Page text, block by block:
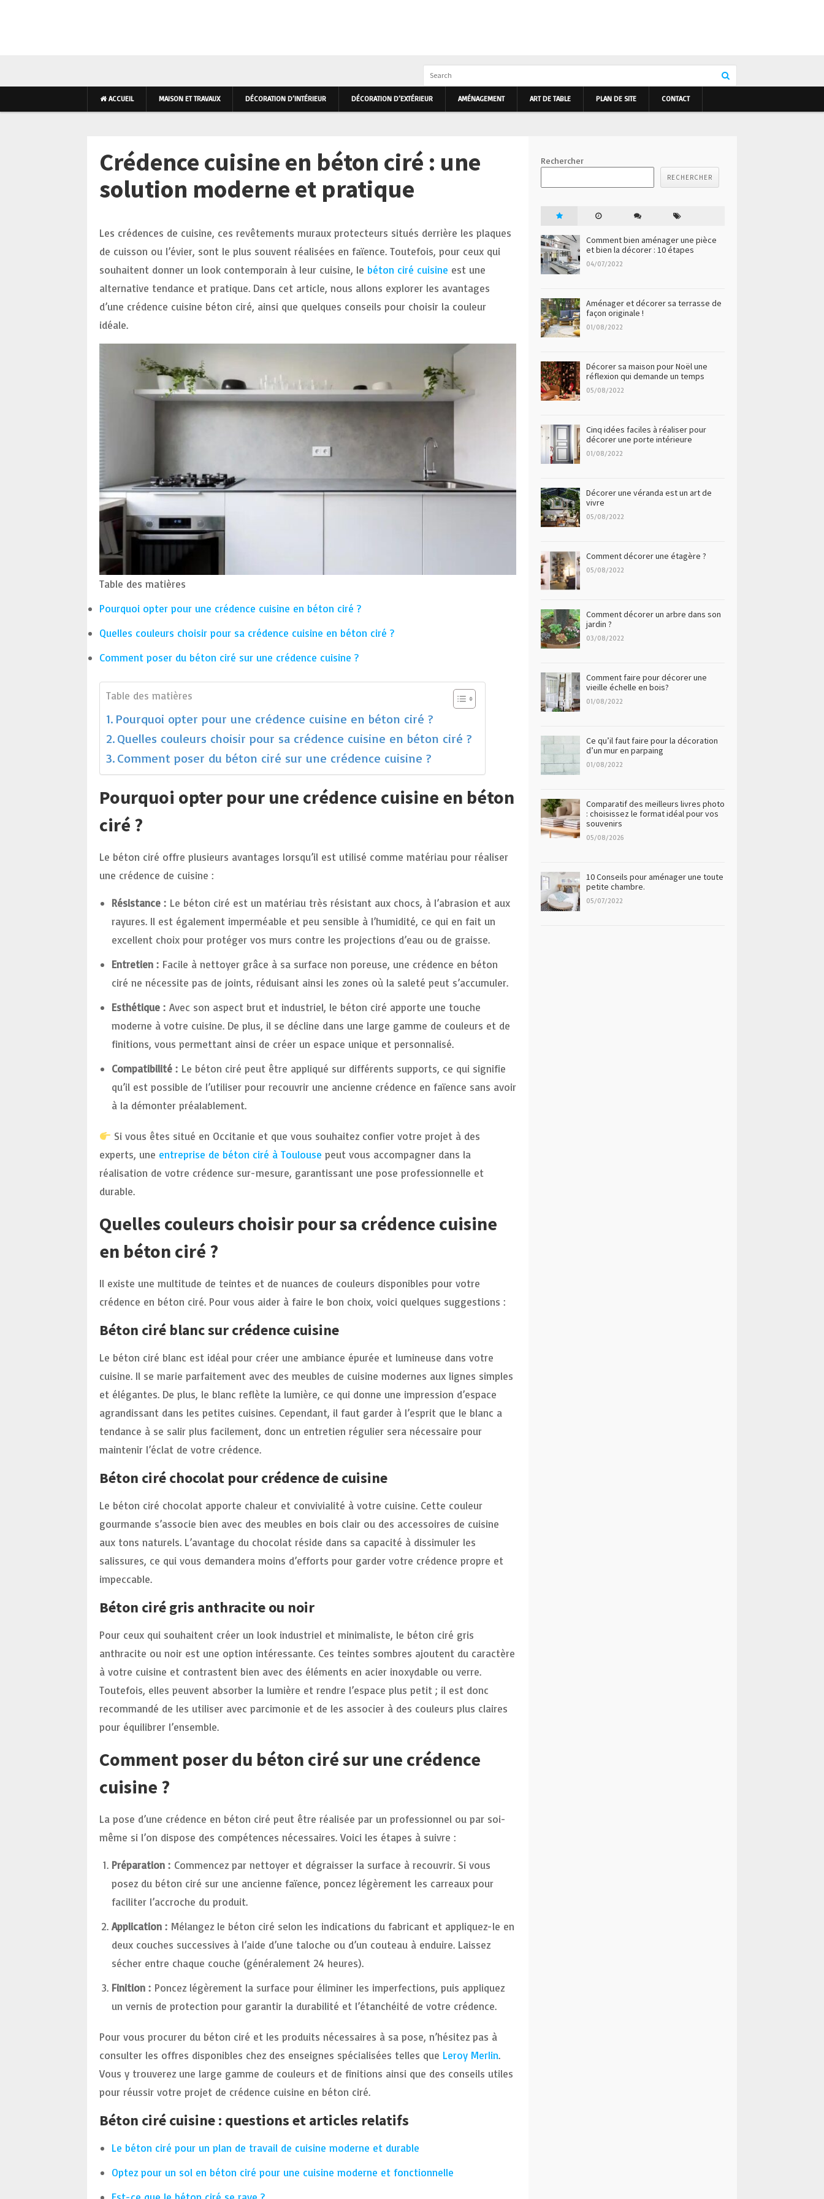
ACCUEIL MAISON ET TRAVAUX DÉCORATION D’INTÉRIEUR DÉCORATION D’EXTÉRIEUR AMÉNAGEMENT ART DE TABLE PLAN DE SITE CONTACT
Crédence cuisine en béton ciré : une
solution moderne et pratique
Les crédences de cuisine, ces revêtements muraux protecteurs situés derrière les plaques
de cuisson ou l’évier, sont le plus souvent réalisées en faïence. Toutefois, pour ceux qui
souhaitent donner un look contemporain à leur cuisine, le béton ciré cuisine est une
alternative tendance et pratique. Dans cet article, nous allons explorer les avantages
d’une crédence cuisine béton ciré, ainsi que quelques conseils pour choisir la couleur
idéale.
Table des matières
Pourquoi opter pour une crédence cuisine en béton ciré ?
Quelles couleurs choisir pour sa crédence cuisine en béton ciré ?
Comment poser du béton ciré sur une crédence cuisine ?
Table des matières
Pourquoi opter pour une crédence cuisine en béton ciré ?
Quelles couleurs choisir pour sa crédence cuisine en béton ciré ?
Comment poser du béton ciré sur une crédence cuisine ?
Pourquoi opter pour une crédence cuisine en béton
ciré ?
Le béton ciré offre plusieurs avantages lorsqu’il est utilisé comme matériau pour réaliser
une crédence de cuisine :
Résistance : Le béton ciré est un matériau très résistant aux chocs, à l’abrasion et aux
rayures. Il est également imperméable et peu sensible à l’humidité, ce qui en fait un
excellent choix pour protéger vos murs contre les projections d’eau ou de graisse.
Entretien : Facile à nettoyer grâce à sa surface non poreuse, une crédence en béton
ciré ne nécessite pas de joints, réduisant ainsi les zones où la saleté peut s’accumuler.
Esthétique : Avec son aspect brut et industriel, le béton ciré apporte une touche
moderne à votre cuisine. De plus, il se décline dans une large gamme de couleurs et de
finitions, vous permettant ainsi de créer un espace unique et personnalisé.
Compatibilité : Le béton ciré peut être appliqué sur différents supports, ce qui signifie
qu’il est possible de l’utiliser pour recouvrir une ancienne crédence en faïence sans avoir
à la démonter préalablement.
Si vous êtes situé en Occitanie et que vous souhaitez confier votre projet à des
experts, une entreprise de béton ciré à Toulouse peut vous accompagner dans la
réalisation de votre crédence sur-mesure, garantissant une pose professionnelle et
durable.
Quelles couleurs choisir pour sa crédence cuisine
en béton ciré ?
Il existe une multitude de teintes et de nuances de couleurs disponibles pour votre
crédence en béton ciré. Pour vous aider à faire le bon choix, voici quelques suggestions :
Béton ciré blanc sur crédence cuisine
Le béton ciré blanc est idéal pour créer une ambiance épurée et lumineuse dans votre
cuisine. Il se marie parfaitement avec des meubles de cuisine modernes aux lignes simples
et élégantes. De plus, le blanc reflète la lumière, ce qui donne une impression d’espace
agrandissant dans les petites cuisines. Cependant, il faut garder à l’esprit que le blanc a
tendance à se salir plus facilement, donc un entretien régulier sera nécessaire pour
maintenir l’éclat de votre crédence.
Béton ciré chocolat pour crédence de cuisine
Le béton ciré chocolat apporte chaleur et convivialité à votre cuisine. Cette couleur
gourmande s’associe bien avec des meubles en bois clair ou des accessoires de cuisine
aux tons naturels. L’avantage du chocolat réside dans sa capacité à dissimuler les
salissures, ce qui vous demandera moins d’efforts pour garder votre crédence propre et
impeccable.
Béton ciré gris anthracite ou noir
Pour ceux qui souhaitent créer un look industriel et minimaliste, le béton ciré gris
anthracite ou noir est une option intéressante. Ces teintes sombres ajoutent du caractère
à votre cuisine et contrastent bien avec des éléments en acier inoxydable ou verre.
Toutefois, elles peuvent absorber la lumière et rendre l’espace plus petit ; il est donc
recommandé de les utiliser avec parcimonie et de les associer à des couleurs plus claires
pour équilibrer l’ensemble.
Comment poser du béton ciré sur une crédence
cuisine ?
La pose d’une crédence en béton ciré peut être réalisée par un professionnel ou par soi-
même si l’on dispose des compétences nécessaires. Voici les étapes à suivre :
Préparation : Commencez par nettoyer et dégraisser la surface à recouvrir. Si vous
posez du béton ciré sur une ancienne faïence, poncez légèrement les carreaux pour
faciliter l’accroche du produit.
Application : Mélangez le béton ciré selon les indications du fabricant et appliquez-le en
deux couches successives à l’aide d’une taloche ou d’un couteau à enduire. Laissez
sécher entre chaque couche (généralement 24 heures).
Finition : Poncez légèrement la surface pour éliminer les imperfections, puis appliquez
un vernis de protection pour garantir la durabilité et l’étanchéité de votre crédence.
Pour vous procurer du béton ciré et les produits nécessaires à sa pose, n’hésitez pas à
consulter les offres disponibles chez des enseignes spécialisées telles que Leroy Merlin.
Vous y trouverez une large gamme de couleurs et de finitions ainsi que des conseils utiles
pour réussir votre projet de crédence cuisine en béton ciré.
Béton ciré cuisine : questions et articles relatifs
Le béton ciré pour un plan de travail de cuisine moderne et durable
Optez pour un sol en béton ciré pour une cuisine moderne et fonctionnelle
Rechercher
RECHERCHER
Comment bien aménager une pièce
et bien la décorer : 10 étapes
04/07/2022
Aménager et décorer sa terrasse de
façon originale !
01/08/2022
Décorer sa maison pour Noël une
réflexion qui demande un temps
05/08/2022
Cinq idées faciles à réaliser pour
décorer une porte intérieure
01/08/2022
Décorer une véranda est un art de
vivre
05/08/2022
Comment décorer une étagère ?
05/08/2022
Comment décorer un arbre dans son
jardin ?
03/08/2022
Comment faire pour décorer une
vieille échelle en bois?
01/08/2022
Ce qu’il faut faire pour la décoration
d’un mur en parpaing
01/08/2022
Comparatif des meilleurs livres photo
: choisissez le format idéal pour vos
souvenirs
05/08/2026
10 Conseils pour aménager une toute
petite chambre.
05/07/2022